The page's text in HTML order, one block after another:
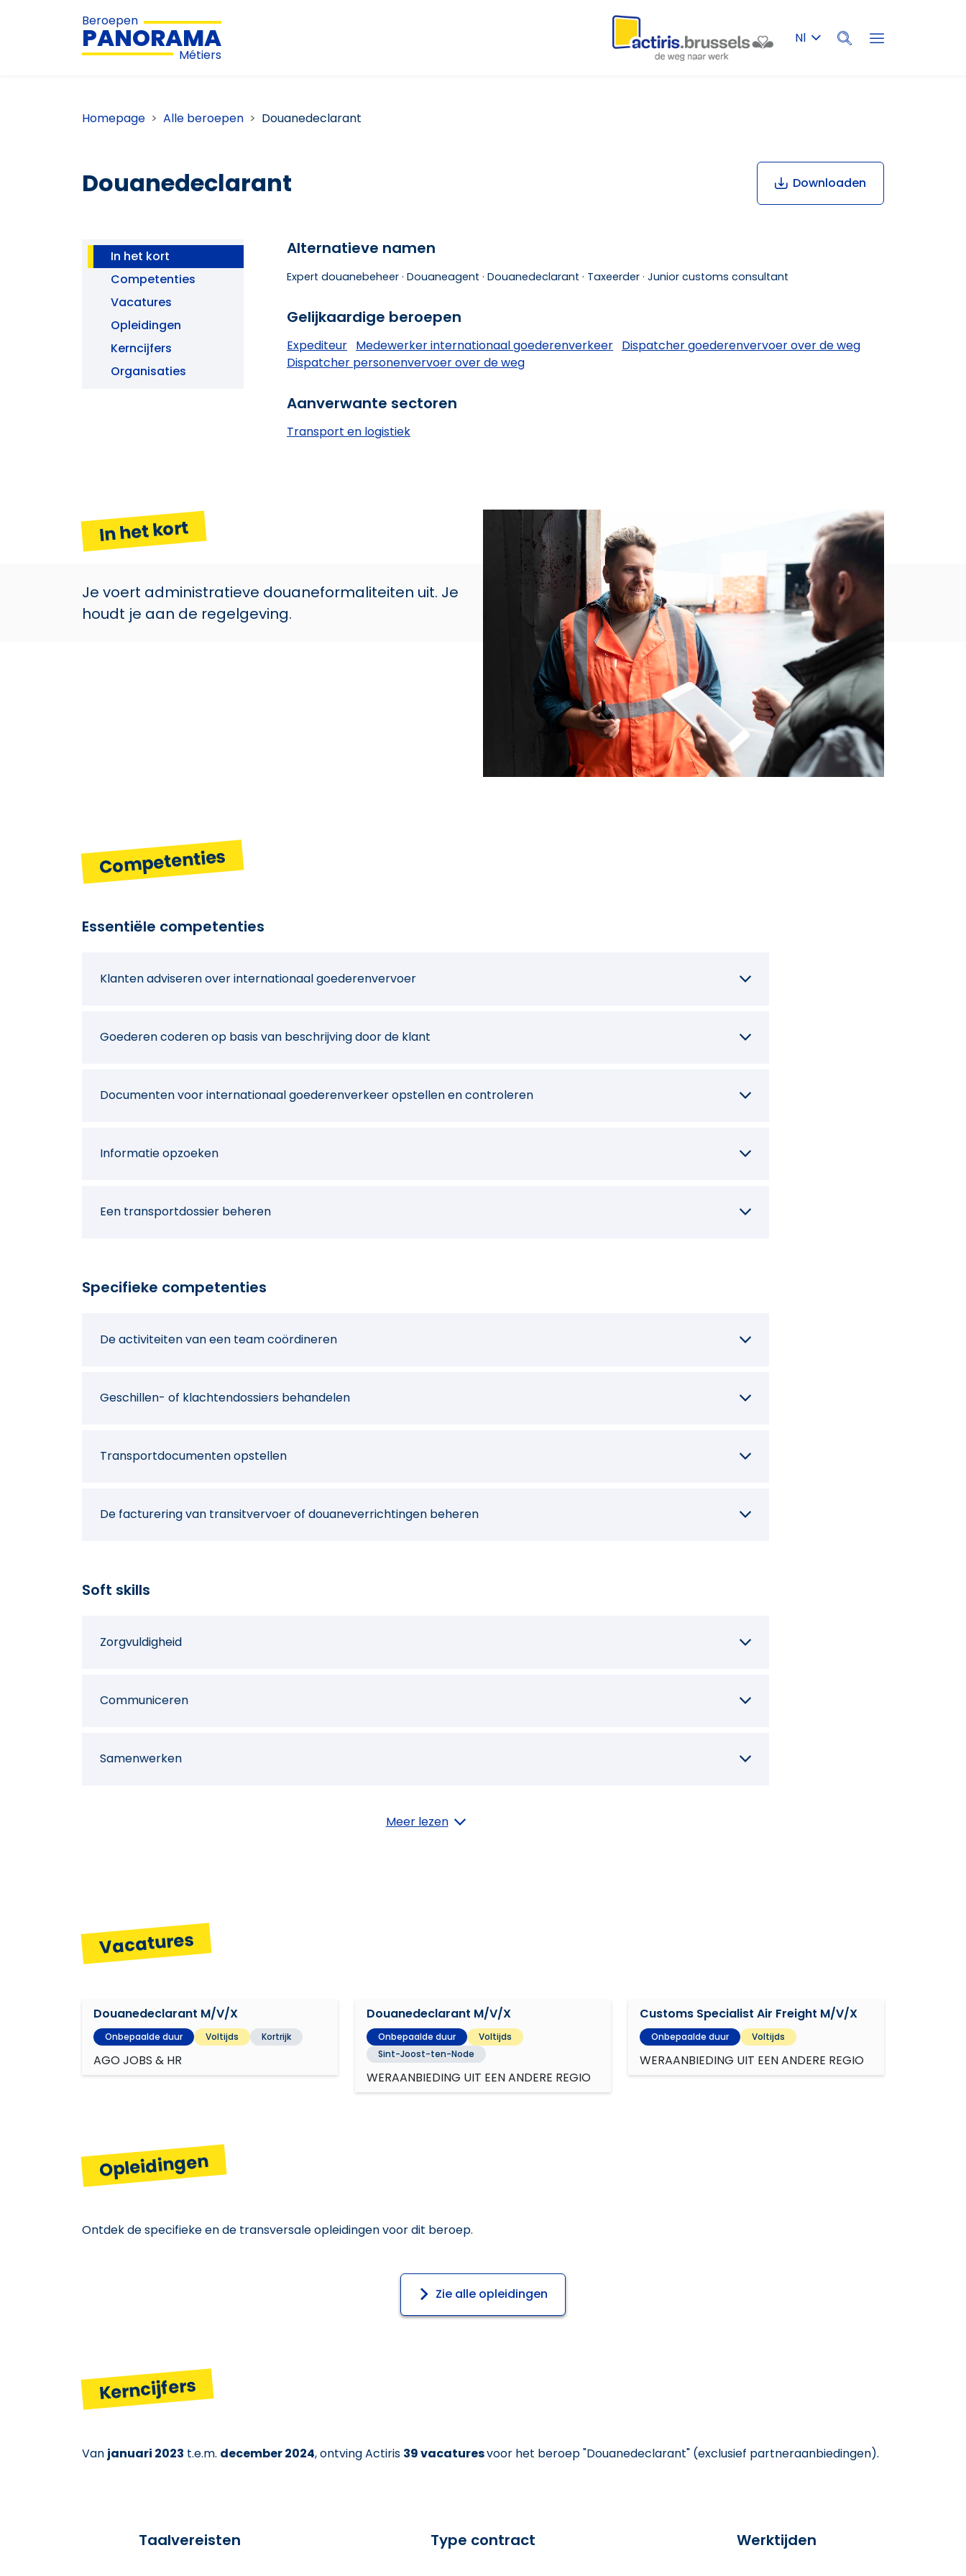
Beroepen
PANORAMA
Métiers
Nl Zoeken
Homepage Alle beroepen Douanedeclarant
Douanedeclarant Downloaden
In het kort
Competenties
Vacatures
Opleidingen
Kerncijfers
Organisaties
Alternatieve namen
Expert douanebeheer · Douaneagent · Douanedeclarant · Taxeerder · Junior customs consultant
Gelijkaardige beroepen
Expediteur Medewerker internationaal goederenverkeer Dispatcher goederenvervoer over de weg
Dispatcher personenvervoer over de weg
Aanverwante sectoren
Transport en logistiek
In het kort
Je voert administratieve douaneformaliteiten uit. Je
houdt je aan de regelgeving.
Competenties
Essentiële competenties
Klanten adviseren over internationaal goederenvervoer
Goederen coderen op basis van beschrijving door de klant
Documenten voor internationaal goederenverkeer opstellen en controleren
Informatie opzoeken
Een transportdossier beheren
Specifieke competenties
De activiteiten van een team coördineren
Geschillen- of klachtendossiers behandelen
Transportdocumenten opstellen
De facturering van transitvervoer of douaneverrichtingen beheren
Soft skills
Zorgvuldigheid
Communiceren
Samenwerken
Resultaatgerichtheid
Meer lezen
Vacatures
Douanedeclarant M/V/X
Onbepaalde duur Voltijds Kortrijk
AGO JOBS & HR
Douanedeclarant M/V/X
Onbepaalde duur
Voltijds
Sint-Joost-ten-Node
WERAANBIEDING UIT EEN ANDERE REGIO
Customs Specialist Air Freight M/V/X
Onbepaalde duur Voltijds
WERAANBIEDING UIT EEN ANDERE REGIO
Opleidingen
Ontdek de specifieke en de transversale opleidingen voor dit beroep.
Zie alle opleidingen
Kerncijfers
Van januari 2023 t.e.m. december 2024, ontving Actiris 39 vacaturesvoor het beroep "Douanedeclarant" (exclusief partneraanbiedingen).
Taalvereisten Type contract Werktijden